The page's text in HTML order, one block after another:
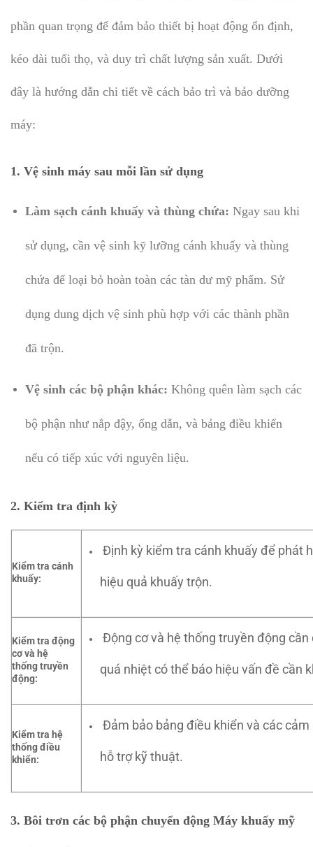
phần quan trọng để đảm bảo thiết bị hoạt động ổn định,
kéo dài tuổi thọ, và duy trì chất lượng sản xuất. Dưới
đây là hướng dẫn chi tiết về cách bảo trì và bảo dưỡng
máy:
1. Vệ sinh máy sau mỗi lần sử dụng
Làm sạch cánh khuấy và thùng chứa: Ngay sau khi
sử dụng, cần vệ sinh kỹ lưỡng cánh khuấy và thùng
chứa để loại bỏ hoàn toàn các tàn dư mỹ phẩm. Sử
dụng dung dịch vệ sinh phù hợp với các thành phần
đã trộn.
Vệ sinh các bộ phận khác: Không quên làm sạch các
bộ phận như nắp đậy, ống dẫn, và bảng điều khiển
nếu có tiếp xúc với nguyên liệu.
2. Kiểm tra định kỳ
Kiểm tra cánh
khuấy:
Định kỳ kiểm tra cánh khuấy để phát
hiệu quả khuấy trộn.
Kiểm tra động
cơ và hệ
thống truyền
động:
Động cơ và hệ thống truyền động
quá nhiệt có thể báo hiệu vấn đề cần
Kiểm tra hệ
thống điều
khiển:
Đảm bảo bảng điều khiển và các
hỗ trợ kỹ thuật.
3. Bôi trơn các bộ phận chuyển động Máy khuấy mỹ